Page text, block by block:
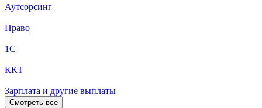
Аутсорсинг
Право
1С
ККТ
Зарплата и другие выплаты
Смотреть все